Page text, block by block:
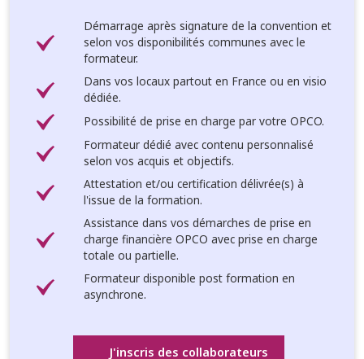
Démarrage après signature de la convention et
selon vos disponibilités communes avec le
formateur.
Dans vos locaux partout en France ou en visio
dédiée.
Possibilité de prise en charge par votre OPCO.
Formateur dédié avec contenu personnalisé
selon vos acquis et objectifs.
Attestation et/ou certification délivrée(s) à
l'issue de la formation.
Assistance dans vos démarches de prise en
charge financière OPCO avec prise en charge
totale ou partielle.
Formateur disponible post formation en
asynchrone.
J'inscris des collaborateurs